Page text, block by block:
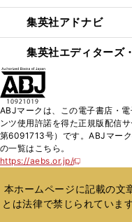
集英社アドナビ
集英社エディターズ
ABJマークは、この電子書店・
ンツ使用許諾を得た正規版配信
第6091713号）です。ABJマー
の一覧はこちら。
https://aebs.or.jp/
新
い
ウ
ィ
本ホームページに記載の文
とは法律で禁じられていま